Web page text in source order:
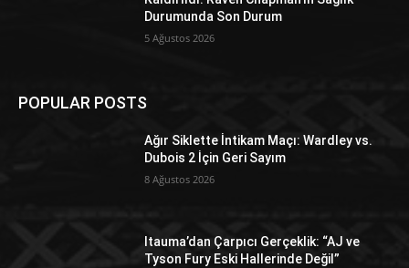
Durumunda Son Durum
5 Ağustos 2026
POPULAR POSTS
Ağır Siklette İntikam Maçı: Wardley vs.
Dubois 2 İçin Geri Sayım
8 Ağustos 2026
Itauma’dan Çarpıcı Gerçeklik: “AJ ve
Tyson Fury Eski Hallerinde Değil”